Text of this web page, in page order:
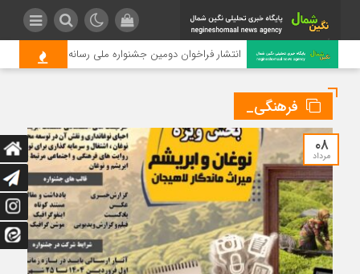
انتشار فراخوان دومین جشنواره ملی رسانه‌ای چای
فرهنگی_
۰۸
مرداد